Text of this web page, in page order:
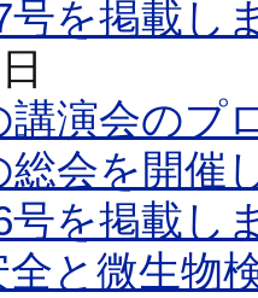
号を掲載し
講演会のプ
総会を開催
号を掲載し
と微生物